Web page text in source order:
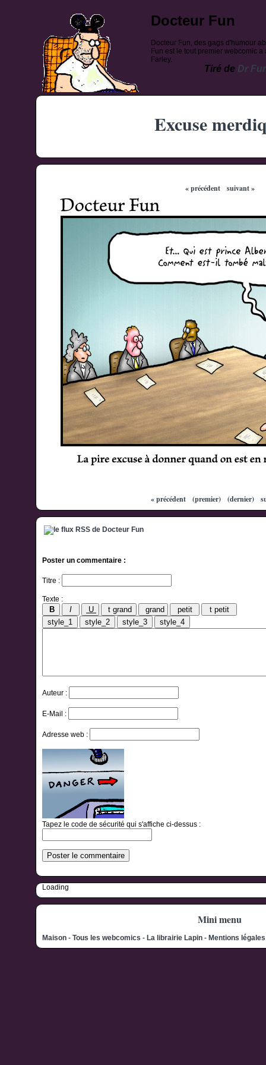
Docteur Fun
Docteur Fun, des gags d'humour
Fun est le tout premier webcomic
Farley.
Tiré de Dr
Excuse
« précédent suivant »
« précédent (premier) (dernier)
Poster un commentaire :
Titre :
Texte :
Auteur :
E-Mail :
Adresse web :
Tapez le code de sécurité qui s'affiche ci-dessus :
Loading
Mini menu
Maison - Tous les webcomics - La librairie Lapin - Mentions